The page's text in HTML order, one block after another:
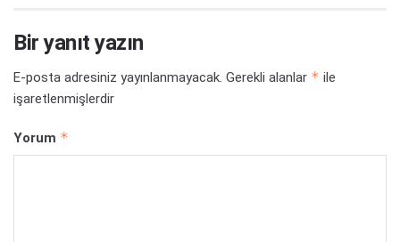
Bir yanıt yazın
E-posta adresiniz yayınlanmayacak. Gerekli alanlar * ile
işaretlenmişlerdir
Yorum *